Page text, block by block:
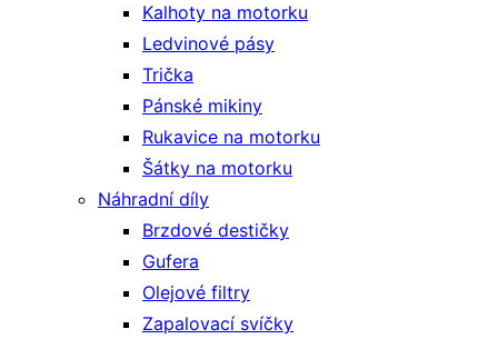
Kalhoty na motorku
Ledvinové pásy
Trička
Pánské mikiny
Rukavice na motorku
Šátky na motorku
Náhradní díly
Brzdové destičky
Gufera
Olejové filtry
Zapalovací svíčky